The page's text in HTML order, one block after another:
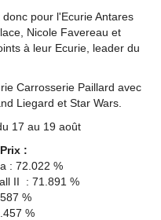
pour l'Ecurie Antares
Nicole Favereau et
à leur Ecurie, leader du
Carrosserie Paillard avec
Liegard et Star Wars.
17 au 19 août
:
: 72.022 %
II : 71.891 %
%
%